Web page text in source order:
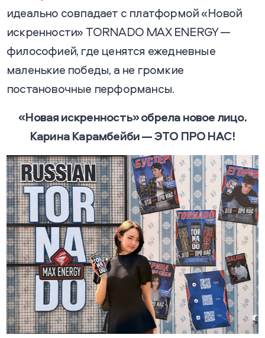
идеально совпадает с платформой «Новой
искренности» TORNADO MAX ENERGY —
философией, где ценятся ежедневные
маленькие победы, а не громкие
постановочные перформансы.
«Новая искренность» обрела новое лицо.
Карина Карамбейби — ЭТО ПРО НАС!